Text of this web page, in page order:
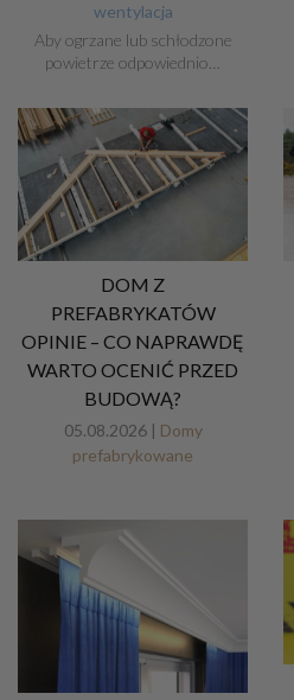
wentylacja
Aby ogrzane lub schłodzone
powietrze odpowiednio…
DOM Z
PREFABRYKATÓW
OPINIE – CO NAPRAWDĘ
WARTO OCENIĆ PRZED
BUDOWĄ?
05.08.2026 | Domy
prefabrykowane